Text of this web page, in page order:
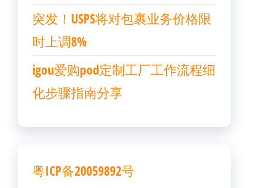
突发！USPS将对包裹业务价格限
时上调8%
igou爱购pod定制工厂工作流程细
化步骤指南分享
粤ICP备20059892号